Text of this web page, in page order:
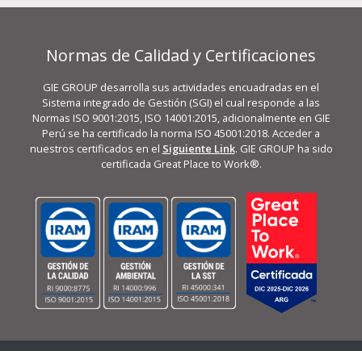
Normas de Calidad y Certificaciones
GIE GROUP desarrolla sus actividades encuadradas en el
Sistema integrado de Gestión (SGI) el cual responde a las
Normas ISO 9001:2015, ISO 14001:2015, adicionalmente en GIE
Perú se ha certificado la norma ISO 45001:2018. Acceder a
nuestros certificados en el Siguiente Link. GIE GROUP ha sido
certificada Great Place to Work®.